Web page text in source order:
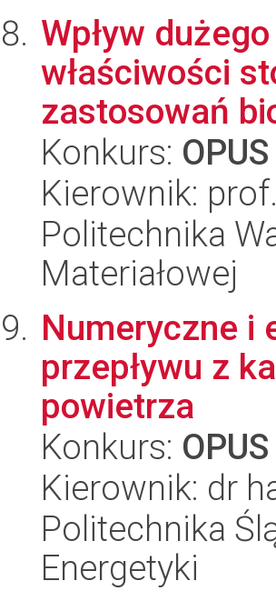
Wpływ
właściwości
zastosowań
Konkurs:
Kierownik:
Politechnika
Materiałowej
Numeryczne i
przepływu z
powietrza
Konkurs:
Kierownik: dr
Politechnika
Energetyki